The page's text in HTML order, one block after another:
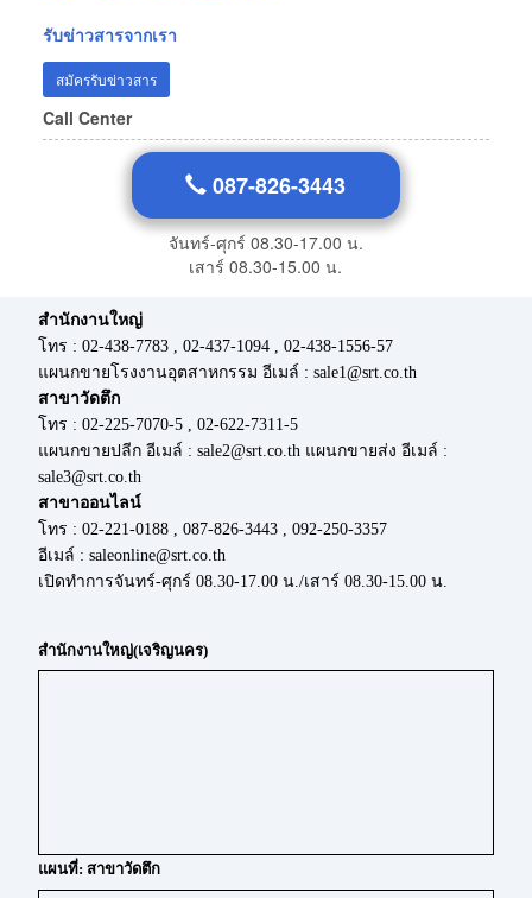
รับข่าวสารจากเรา
สมัครรับข่าวสาร
Call Center
087-826-3443
จันทร์-ศุกร์ 08.30-17.00 น.
เสาร์ 08.30-15.00 น.
สำนักงานใหญ่
โทร : 02-438-7783 , 02-437-1094 , 02-438-1556-57
แผนกขายโรงงานอุตสาหกรรม อีเมล์ : sale1@srt.co.th
สาขาวัดตึก
โทร : 02-225-7070-5 , 02-622-7311-5
แผนกขายปลีก อีเมล์ : sale2@srt.co.th แผนกขายส่ง อีเมล์ :
sale3@srt.co.th
สาขาออนไลน์
โทร : 02-221-0188 , 087-826-3443 , 092-250-3357
อีเมล์ : saleonline@srt.co.th
เปิดทำการจันทร์-ศุกร์ 08.30-17.00 น./เสาร์ 08.30-15.00 น.
สำนักงานใหญ่(เจริญนคร)
แผนที่: สาขาวัดตึก